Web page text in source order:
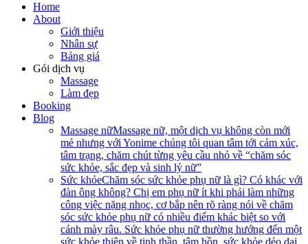
Home
About
Giới thiệu
Nhân sự
Bảng giá
Gói dịch vụ
Massage
Làm đẹp
Booking
Blog
Massage nữMassage nữ, một dịch vụ không còn mới
mẻ nhưng với Yonime chúng tôi quan tâm tới cảm xúc,
tâm trạng, chăm chút từng yêu cầu nhỏ về “chăm sóc
sức khỏe, sắc đẹp và sinh lý nữ”
Sức khỏeChăm sóc sức khỏe phụ nữ là gì? Có khác với
đàn ông không? Chị em phụ nữ ít khi phải làm những
công việc nặng nhọc, cơ bắp nên rõ ràng nói về chăm
sóc sức khỏe phụ nữ có nhiều điểm khác biệt so với
cánh mày râu. Sức khỏe phụ nữ thường hướng đến một
sức khỏe thiên về tinh thần, tâm hồn, sức khỏe dẻo dai